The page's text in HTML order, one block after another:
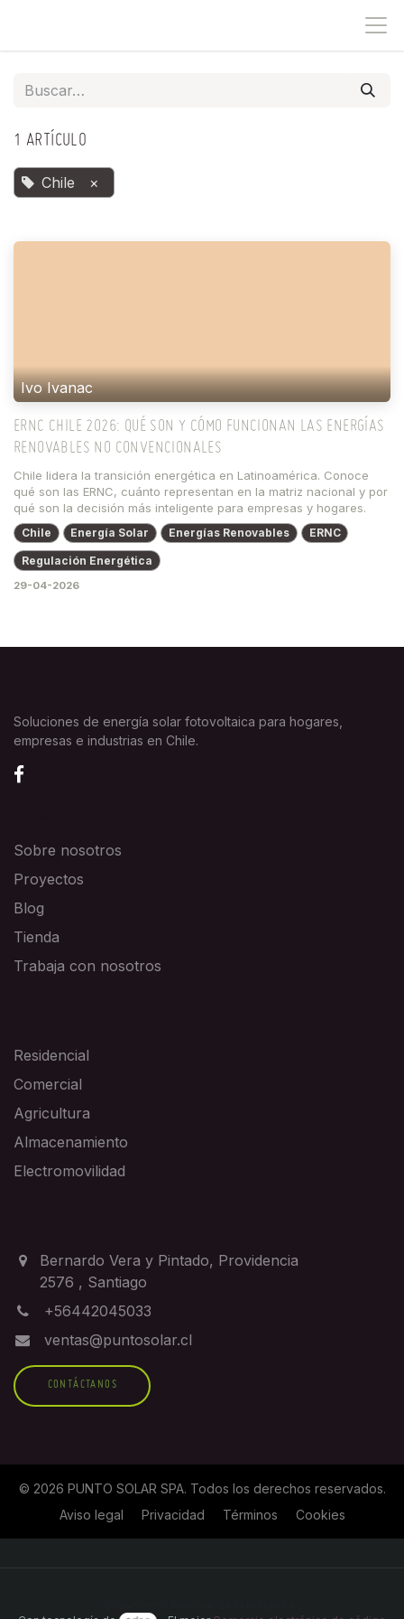
1 ARTÍCULO
Chile ×
Ivo Ivanac
ERNC CHILE 2026: QUÉ SON Y CÓMO FUNCIONAN LAS ENERGÍAS
RENOVABLES NO CONVENCIONALES
Chile lidera la transición energética en Latinoamérica. Conoce
qué son las ERNC, cuánto representan en la matriz nacional y por
qué son la decisión más inteligente para empresas y hogares.
Chile Energía Solar Energías Renovables ERNC
Regulación Energética
29-04-2026
Soluciones de energía solar fotovoltaica para hogares,
empresas e industrias en Chile.
Sobre nosotros
Proyectos
Blog
Tienda
Trabaja con nosotros
Residencial
Comercial
Agricultura
Almacenamiento
Electromovilidad
Bernardo Vera y Pintado, Providencia
2576 , Santiago
+56442045033
ventas@puntosolar.cl
CONTÁCTANOS
© 2026 PUNTO SOLAR SPA. Todos los derechos reservados.
Aviso legal
Privacidad Términos Cookies